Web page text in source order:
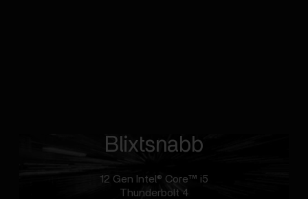
Blixtsnabb
12 Gen Intel® Core™ i5
Thunderbolt 4